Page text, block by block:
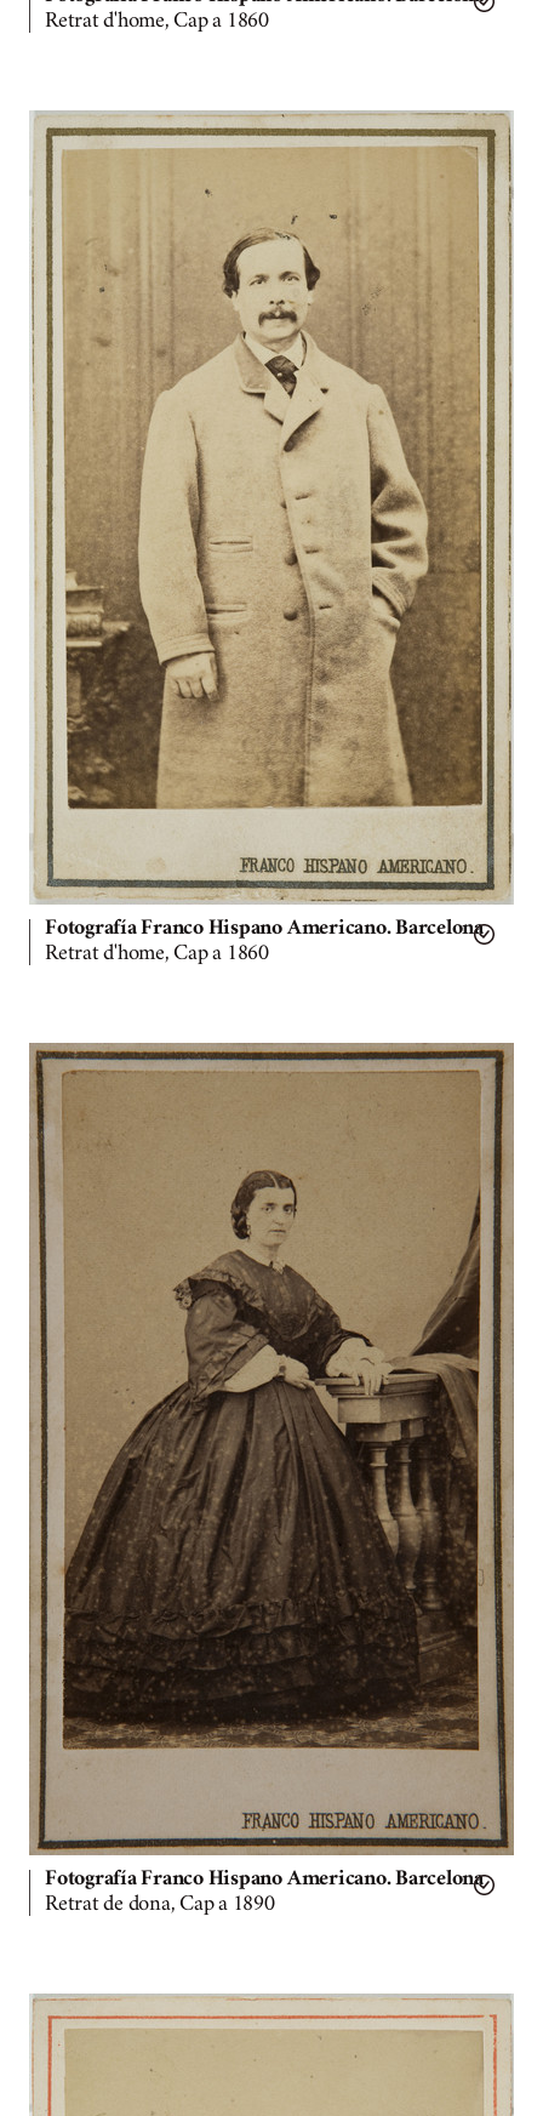
Retrat d'home, Cap a 1860
Fotografía Franco Hispano Americano. Barcelona
Retrat d'home, Cap a 1860
Fotografía Franco Hispano Americano. Barcelona
Retrat de dona, Cap a 1890